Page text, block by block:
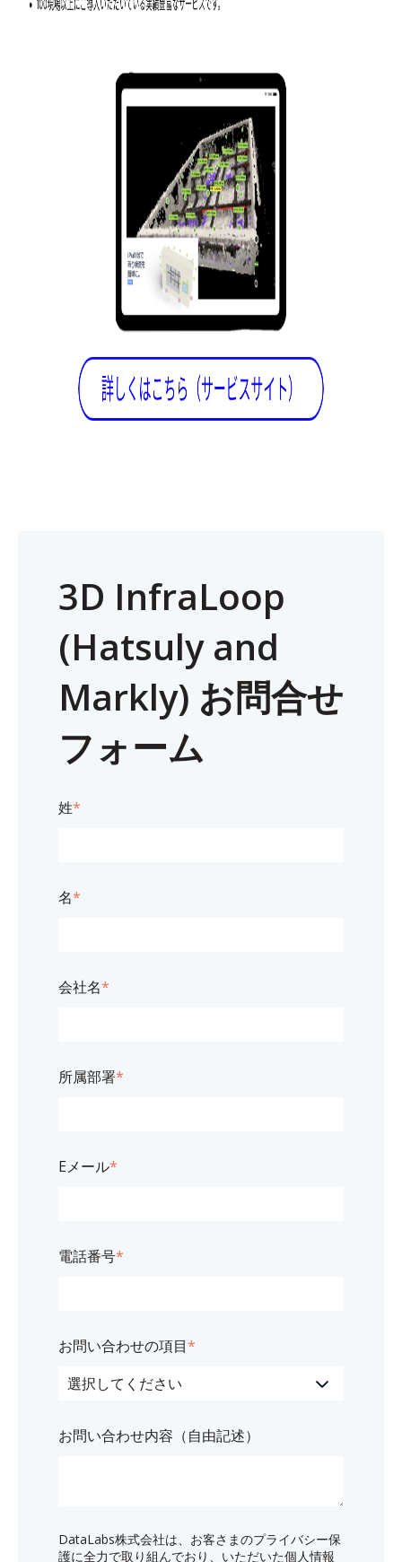
3D InfraLoop
(Hatsuly and
Markly) お問合せ
フォーム
姓*
名*
会社名*
所属部署*
Eメール*
電話番号*
お問い合わせの項目*
お問い合わせ内容（自由記述）
DataLabs株式会社は、お客さまのプライバシー保
護に全力で取り組んでおり、いただいた個人情報